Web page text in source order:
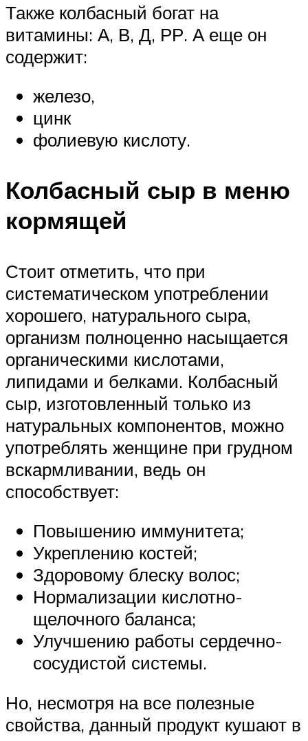
Также колбасный богат на
витамины: А, В, Д, РР. А еще он
содержит:
железо,
цинк
фолиевую кислоту.
Колбасный сыр в меню
кормящей
Стоит отметить, что при
систематическом употреблении
хорошего, натурального сыра,
организм полноценно насыщается
органическими кислотами,
липидами и белками. Колбасный
сыр, изготовленный только из
натуральных компонентов, можно
употреблять женщине при грудном
вскармливании, ведь он
способствует:
Повышению иммунитета;
Укреплению костей;
Здоровому блеску волос;
Нормализации кислотно-
щелочного баланса;
Улучшению работы сердечно-
сосудистой системы.
Но, несмотря на все полезные
свойства, данный продукт кушают в